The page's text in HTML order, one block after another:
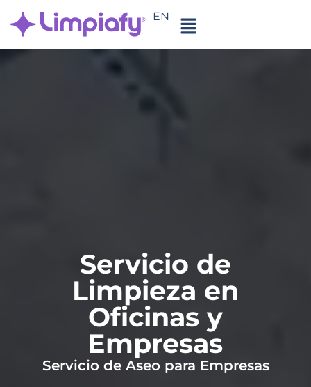
EN
Servicio de
Limpieza en
Oficinas y
Empresas
Servicio de Aseo para Empresas